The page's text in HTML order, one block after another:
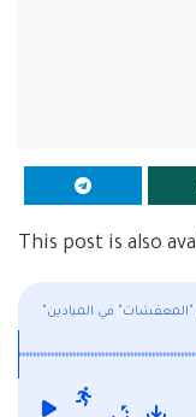
This post is also
"المعفشات" في الميادين